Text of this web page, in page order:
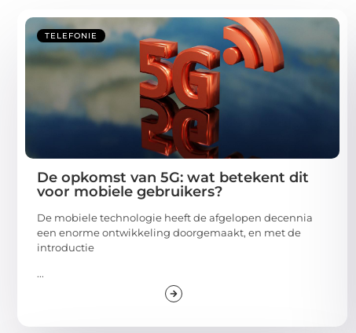
TELEFONIE
De opkomst van 5G: wat betekent dit
voor mobiele gebruikers?
De mobiele technologie heeft de afgelopen decennia
een enorme ontwikkeling doorgemaakt, en met de
introductie
...